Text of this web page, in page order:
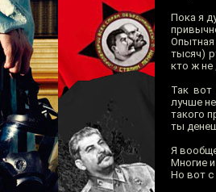
Пока я
тысяч)
кто ж не
Так вот
лучше
такого
ты
Я
Многие
Но вот с